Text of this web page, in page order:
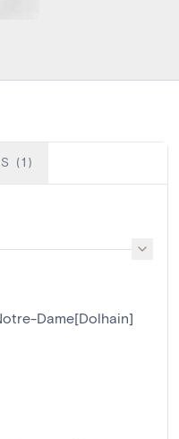
(1)
Dame[Dolhain]